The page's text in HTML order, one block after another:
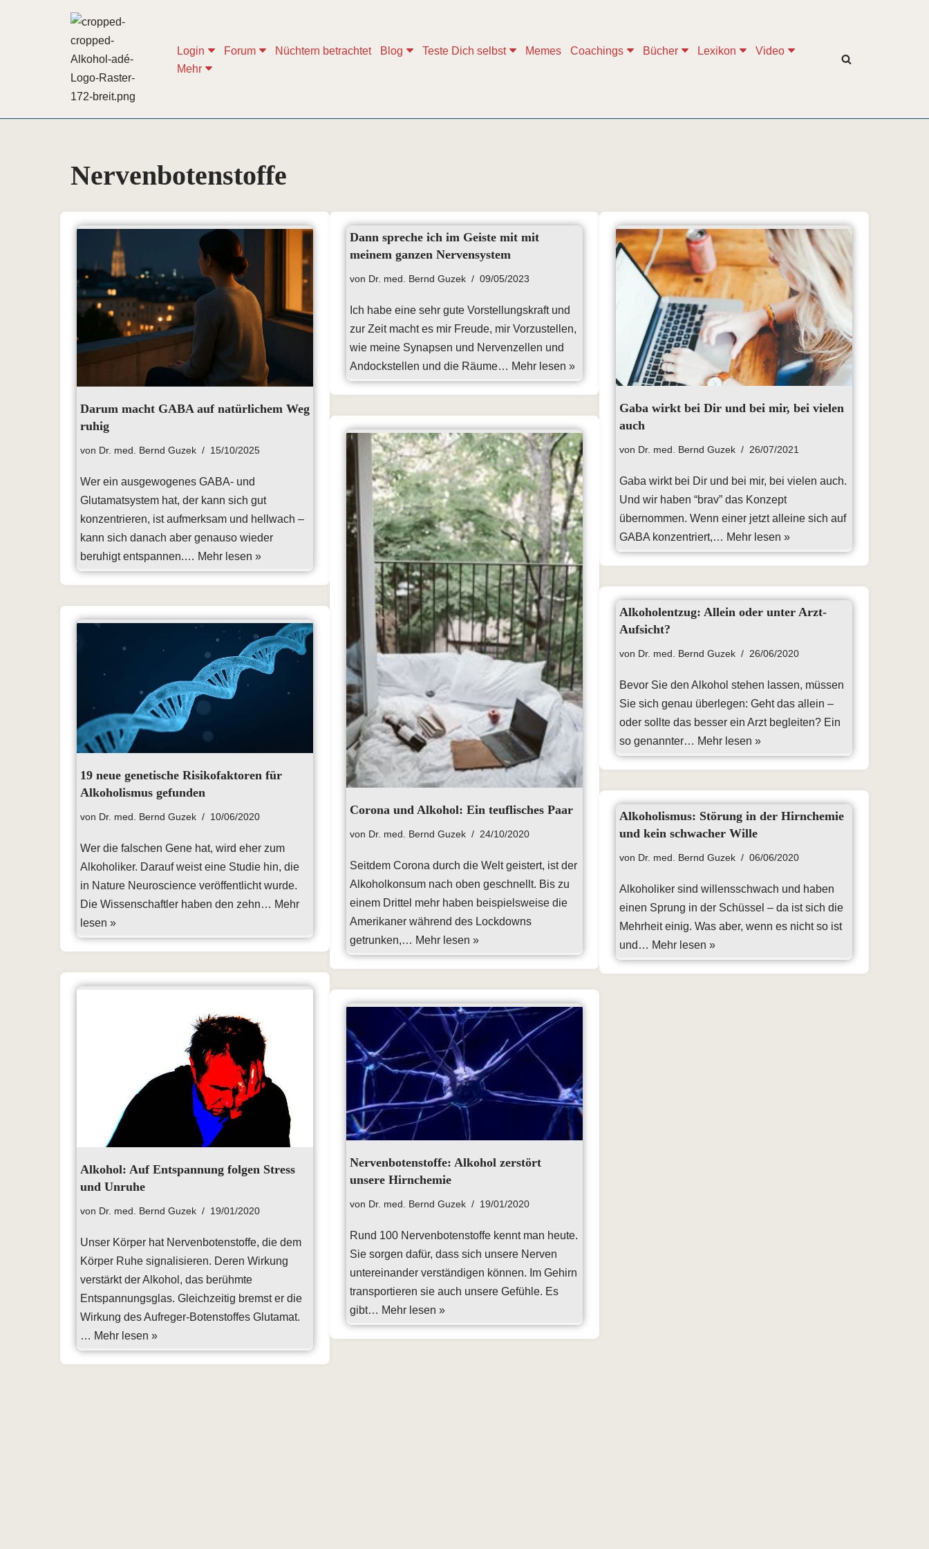
Login Forum Nüchtern betrachtet Blog Teste Dich selbst Memes Coachings Bücher Lexikon
Video
Mehr
Nervenbotenstoffe
Darum macht GABA auf natürlichem Weg
ruhig
von Dr. med. Bernd Guzek 15/10/2025
Wer ein ausgewogenes GABA- und
Glutamatsystem hat, der kann sich gut
konzentrieren, ist aufmerksam und hellwach –
kann sich danach aber genauso wieder
beruhigt entspannen.… Mehr lesen »
Dann spreche ich im Geiste mit mit
meinem ganzen Nervensystem
von Dr. med. Bernd Guzek 09/05/2023
Ich habe eine sehr gute Vorstellungskraft und
zur Zeit macht es mir Freude, mir Vorzustellen,
wie meine Synapsen und Nervenzellen und
Andockstellen und die Räume… Mehr lesen »
Gaba wirkt bei Dir und bei mir, bei vielen
auch
von Dr. med. Bernd Guzek 26/07/2021
Gaba wirkt bei Dir und bei mir, bei vielen auch.
Und wir haben “brav” das Konzept
übernommen. Wenn einer jetzt alleine sich auf
GABA konzentriert,… Mehr lesen »
Corona und Alkohol: Ein teuflisches Paar
von Dr. med. Bernd Guzek 24/10/2020
Seitdem Corona durch die Welt geistert, ist der
Alkoholkonsum nach oben geschnellt. Bis zu
einem Drittel mehr haben beispielsweise die
Amerikaner während des Lockdowns
getrunken,… Mehr lesen »
Alkoholentzug: Allein oder unter Arzt-
Aufsicht?
von Dr. med. Bernd Guzek 26/06/2020
Bevor Sie den Alkohol stehen lassen, müssen
Sie sich genau überlegen: Geht das allein –
oder sollte das besser ein Arzt begleiten? Ein
so genannter… Mehr lesen »
19 neue genetische Risikofaktoren für
Alkoholismus gefunden
von Dr. med. Bernd Guzek 10/06/2020
Wer die falschen Gene hat, wird eher zum
Alkoholiker. Darauf weist eine Studie hin, die
in Nature Neuroscience veröffentlicht wurde.
Die Wissenschaftler haben den zehn… Mehr
lesen »
Alkoholismus: Störung in der Hirnchemie
und kein schwacher Wille
von Dr. med. Bernd Guzek 06/06/2020
Alkoholiker sind willensschwach und haben
einen Sprung in der Schüssel – da ist sich die
Mehrheit einig. Was aber, wenn es nicht so ist
und… Mehr lesen »
Alkohol: Auf Entspannung folgen Stress
und Unruhe
von Dr. med. Bernd Guzek 19/01/2020
Unser Körper hat Nervenbotenstoffe, die dem
Körper Ruhe signalisieren. Deren Wirkung
verstärkt der Alkohol, das berühmte
Entspannungsglas. Gleichzeitig bremst er die
Wirkung des Aufreger-Botenstoffes Glutamat.
… Mehr lesen »
Nervenbotenstoffe: Alkohol zerstört
unsere Hirnchemie
von Dr. med. Bernd Guzek 19/01/2020
Rund 100 Nervenbotenstoffe kennt man heute.
Sie sorgen dafür, dass sich unsere Nerven
untereinander verständigen können. Im Gehirn
transportieren sie auch unsere Gefühle. Es
gibt… Mehr lesen »